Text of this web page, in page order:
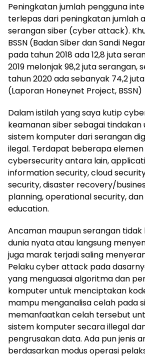
Peningkatan jumlah pengguna
terlepas dari peningkatan jumlah
serangan siber (cyber attack).
BSSN (Badan Siber dan Sandi
pada tahun 2018 ada 12,8 juta
2019 melonjak 98,2 juta serangan,
tahun 2020 ada sebanyak 74,2
(Laporan Honeynet Project, BSSN)
Dalam istilah yang saya kutip
keamanan siber sebagai tindakan
sistem komputer dari serangan
ilegal. Terdapat beberapa
cybersecurity antara lain,
information security, cloud
security, disaster recovery/
planning, operational security,
education.
Ancaman maupun serangan tidak
dunia nyata atau langsung
juga marak terjadi saling
Pelaku cyber attack pada
yang menguasai algoritma dan
komputer untuk menciptakan
mampu menganalisa celah pada
memanfaatkan celah tersebut
sistem komputer secara illegal
pengrusakan data. Ada pun jenis
berdasarkan modus operasi